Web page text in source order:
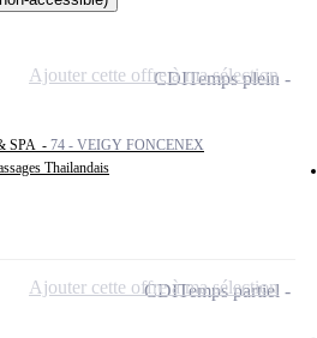
SPA - 74 - VEIGY FONCENEX
Thailandais
CDITemps plein
Ajouter cette offre à ma sélection
CDITemps partiel
Ajouter cette offre à ma sélection